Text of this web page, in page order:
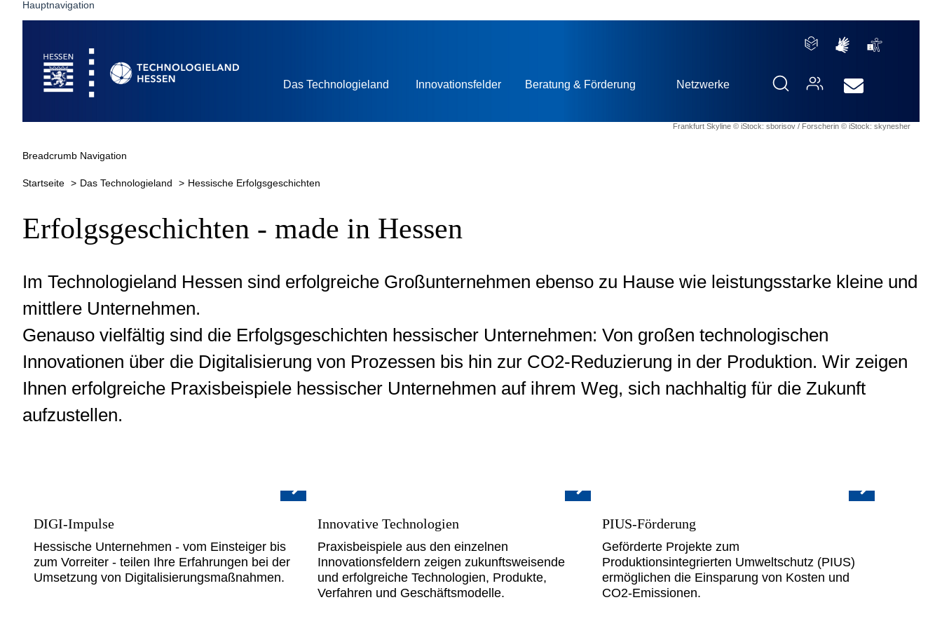
Hauptnavigation
Startseite
Das Technologieland Innovationsfelder Beratung & Förderung Netzwerke
Frankfurt Skyline © iStock: sborisov / Forscherin © iStock: skynesher
Breadcrumb Navigation
Startseite Das Technologieland Hessische Erfolgsgeschichten
Erfolgsgeschichten - made in Hessen
Im Technologieland Hessen sind erfolgreiche Großunternehmen ebenso zu Hause wie leistungsstarke kleine und
mittlere Unternehmen.
Genauso vielfältig sind die Erfolgsgeschichten hessischer Unternehmen: Von großen technologischen
Innovationen über die Digitalisierung von Prozessen bis hin zur CO2-Reduzierung in der Produktion. Wir zeigen
Ihnen erfolgreiche Praxisbeispiele hessischer Unternehmen auf ihrem Weg, sich nachhaltig für die Zukunft
aufzustellen.
DIGI-Impulse
Hessische Unternehmen - vom Einsteiger bis
zum Vorreiter - teilen Ihre Erfahrungen bei der
Umsetzung von Digitalisierungsmaßnahmen.
Innovative Technologien
Praxisbeispiele aus den einzelnen
Innovationsfeldern zeigen zukunftsweisende
und erfolgreiche Technologien, Produkte,
Verfahren und Geschäftsmodelle.
PIUS-Förderung
Geförderte Projekte zum
Produktionsintegrierten Umweltschutz (PIUS)
ermöglichen die Einsparung von Kosten und
CO2-Emissionen.